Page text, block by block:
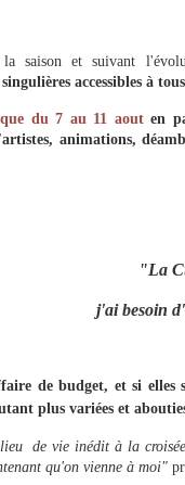
saison et suivant
accessibles à
du 7 au 11 aouten
animations,
"La
j'ai besoin
de budget, et si elles
plus variées et
de vie inédit à la
qu'on vienne à moi"